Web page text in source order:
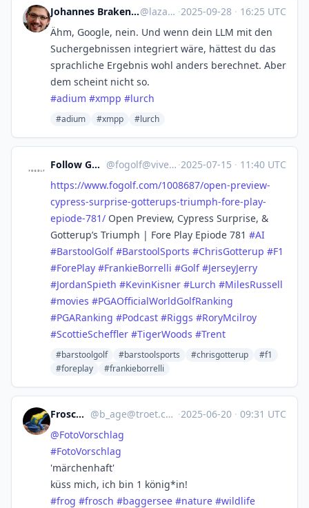
Johannes Brakensiek @lazarus ·2025-09-28 · 16:25 UTC
Ähm, Google, nein. Und wenn dein LLM mit den
Suchergebnissen integriert wäre, hättest du das
sprachliche Ergebnis wohl anders berechnet. Aber
dem scheint nicht so.
#adium #xmpp #lurch
#adium #xmpp #lurch
Follow GOLF @fogolf@vive.im ·2025-07-15 · 11:40 UTC
https://www.fogolf.com/1008687/open-preview-
cypress-surprise-gotterups-triumph-fore-play-
epiode-781/ Open Preview, Cypress Surprise, &
Gotterup’s Triumph | Fore Play Epiode 781 #AI
#BarstoolGolf #BarstoolSports #ChrisGotterup #F1
#ForePlay #FrankieBorrelli #Golf #JerseyJerry
#JordanSpieth #KevinKisner #Lurch #MilesRussell
#movies #PGAOfficialWorldGolfRanking
#PGARanking #Podcast #Riggs #RoryMcilroy
#ScottieScheffler #TigerWoods #Trent
#barstoolgolf #barstoolsports #chrisgotterup
#f1
#foreplay
#frankieborrelli
Frosch B @b_age@troet.cafe ·2025-06-20 · 09:31 UTC
@FotoVorschlag
#FotoVorschlag
'märchenhaft'
küss mich, ich bin 1 könig*in!
#frog #frosch #baggersee #nature #wildlife